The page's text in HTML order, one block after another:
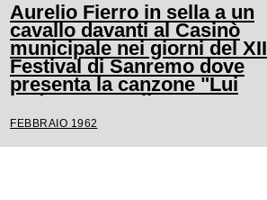
Aurelio Fierro in sella a un
cavallo davanti al Casinò
municipale nei giorni del XII
Festival di Sanremo dove
presenta la canzone "Lui
andava a cavallo"
FEBBRAIO 1962